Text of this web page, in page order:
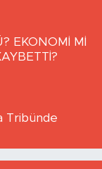
EKONOMİ Mİ
Tribünde